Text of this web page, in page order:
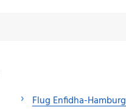
Flug Enfidha-Hamburg